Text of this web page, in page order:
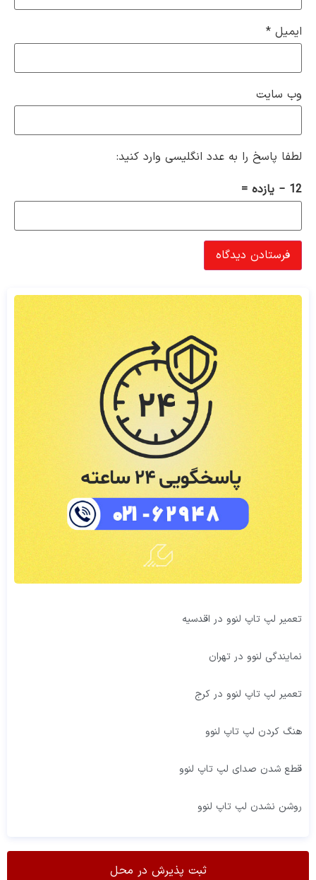
ایمیل *
وب‌ سایت
لطفا پاسخ را به عدد انگلیسی وارد کنید:
12 − یازده =
تعمیر لپ تاپ لنوو در اقدسیه
نمایندگی لنوو در تهران
تعمیر لپ تاپ لنوو در کرج
هنگ کردن لپ تاپ لنوو
قطع شدن صدای لپ تاپ لنوو
روشن نشدن لپ تاپ لنوو
ثبت پذیرش در محل